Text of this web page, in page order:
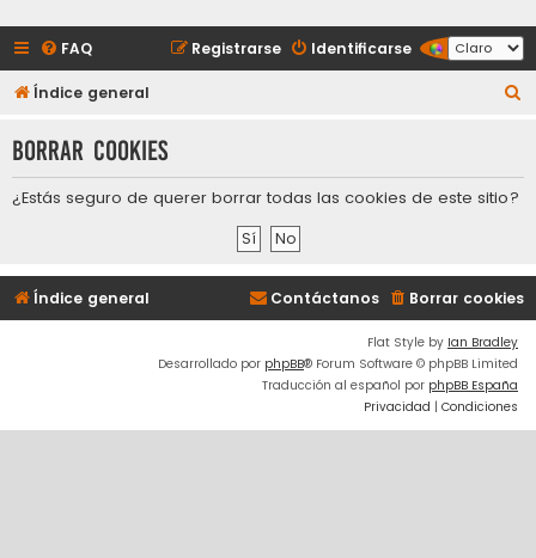
FAQ Identificarse
Registrarse
Índice general
c
Borrar cookies
¿Estás seguro de querer borrar todas las cookies de este sitio?
Índice general Borrar cookies
Contáctanos
Flat Style by Ian Bradley
Desarrollado por phpBB® Forum Software © phpBB Limited
Traducción al español por phpBB España
Privacidad | Condiciones